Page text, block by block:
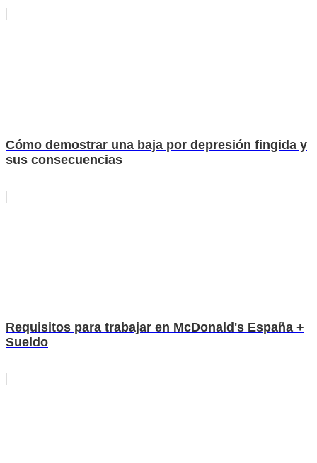
Cómo demostrar una baja por depresión fingida y
sus consecuencias
Requisitos para trabajar en McDonald's España +
Sueldo